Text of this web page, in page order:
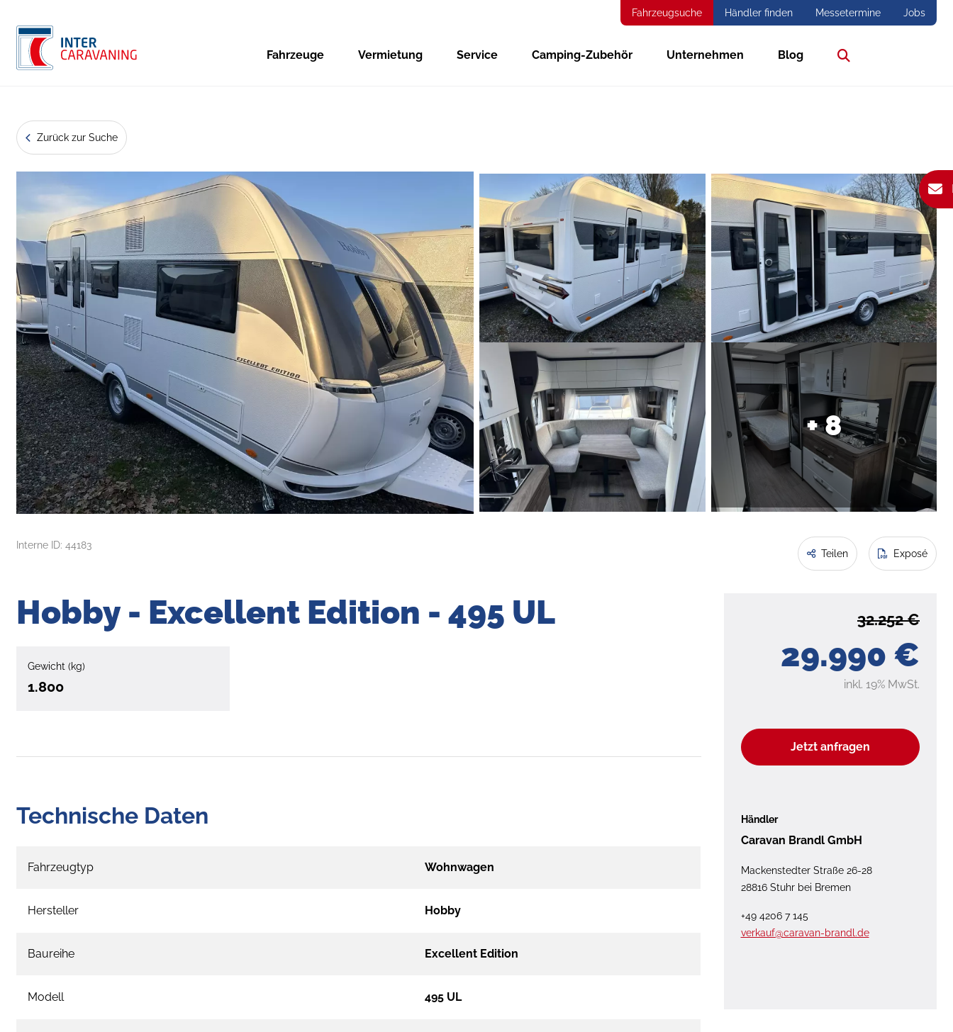
Fahrzeugsuche Händler finden Messetermine Jobs
Fahrzeuge Vermietung Service Camping-Zubehör Unternehmen Blog
Zurück zur Suche
+ 8
Interne ID: 44183
Teilen Exposé
29.990 €
32.252 €
inkl. 19% MwSt.
Jetzt anfragen
Händler
Caravan Brandl GmbH
Mackenstedter Straße 26-28
28816 Stuhr bei Bremen
+49 4206 7 145
verkauf@caravan-brandl.de
Hobby - Excellent Edition - 495 UL
Gewicht (kg)
1.800
Technische Daten
Fahrzeugtyp Wohnwagen
Hersteller Hobby
Baureihe Excellent Edition
Modell 495 UL